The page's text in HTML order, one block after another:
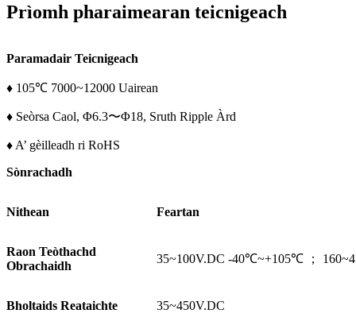
Prìomh pharaimearan teicnigeach
Paramadair Teicnigeach
♦ 105℃ 7000~12000 Uairean
♦ Seòrsa Caol, Φ6.3〜Φ18, Sruth Ripple Àrd
♦ A’ gèilleadh ri RoHS
Sònrachadh
Nithean Feartan
Raon Teòthachd
Obrachaidh
35~100V.DC -40℃~+105℃ ；
Bholtaids Reataichte 35~450V.DC